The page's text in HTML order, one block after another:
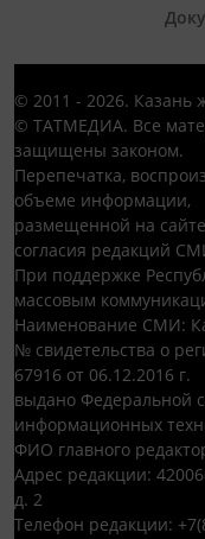
© 2011 - 2026.
© ТАТМЕДИА. Все
защищены законом.
Перепечатка,
объеме информации,
размещенной на
согласия редакций
При поддержке
массовым
Наименование СМИ:
№ свидетельства о
67916 от 06.12.2016 г.
выдано Федеральной
информационных
ФИО главного
Адрес редакции:
д. 2
Телефон редакции: